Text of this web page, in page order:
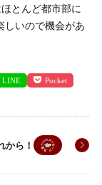
とんど都市部に
しいので機会があ
LINE Pocket
から！